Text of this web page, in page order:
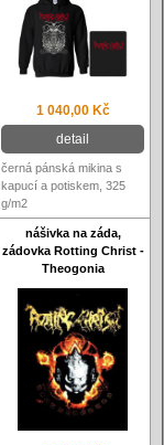
1 040,00 Kč
detail
černá pánská mikina s
kapucí a potiskem, 325
g/m2
nášivka na záda,
zádovka Rotting Christ -
Theogonia